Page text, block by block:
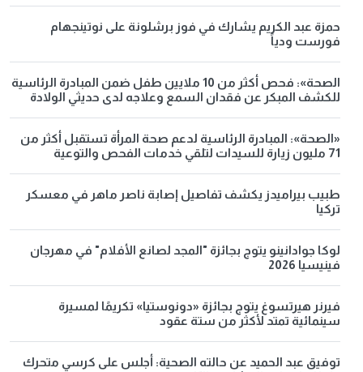
حمزة عبد الكريم يشارك في فوز برشلونة على نوتينجهام
فورست ودياً
الصحة»: فحص أكثر من 10 ملايين طفل ضمن المبادرة الرئاسية
للكشف المبكر عن فقدان السمع وعلاجه لدى حديثي الولادة
«الصحة»: المبادرة الرئاسية لدعم صحة المرأة تستقبل أكثر من
71 مليون زيارة للسيدات لتلقي خدمات الفحص والتوعية
طبيب بيراميدز يكشف تفاصيل إصابة ناصر ماهر في معسكر
تركيا
لوكا جوادانينو يتوج بجائزة "المجد لصانع الأفلام" في مهرجان
فينيسيا 2026
فيرنر هيرتسوغ يتوج بجائزة «دونوستيا» تكريمًا لمسيرة
سينمائية تمتد لأكثر من ستة عقود
توفيق عبد الحميد عن حالته الصحية: أجلس على كرسي متحرك